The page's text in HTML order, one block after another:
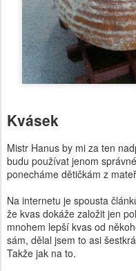
Kvásek
Mistr Hanus by mi za ten
budu používat jenom
ponecháme dětičkám z
Na internetu je spousta
že kvas dokáže založit jen
mnohem lepší kvas od
sám, dělal jsem to asi
Takže jak na to.